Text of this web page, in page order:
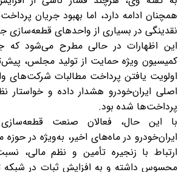
همچنان ادامه دارد، اما بهبود جریان
نقدینگی در بسیاری از واحدهای قطعه‌سازی
این اظهارات در حالی مطرح می‌شود که
کمیسیون ویژه حمایت از تولید مجلس،
اولویت یافتن پرداخت مطالبات شرکت‌های
اصلی ایران‌خودرو هشدار داده و خواستار
پرداخت‌ها شده بود.
با این حال، فعالان صنعت قطعه‌سازی
ایران‌خودرو در ماه‌های اخیر، به‌ویژه در
ارتباط با زنجیره تأمین و نظم مالی،
محسوس داشته و به افزایش ثبات در شبکه